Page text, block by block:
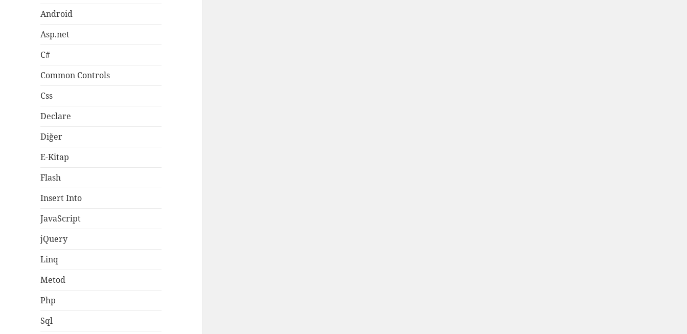
Android
Asp.net
C#
Common Controls
Css
Declare
Diğer
E-Kitap
Flash
Insert Into
JavaScript
jQuery
Linq
Metod
Php
Sql